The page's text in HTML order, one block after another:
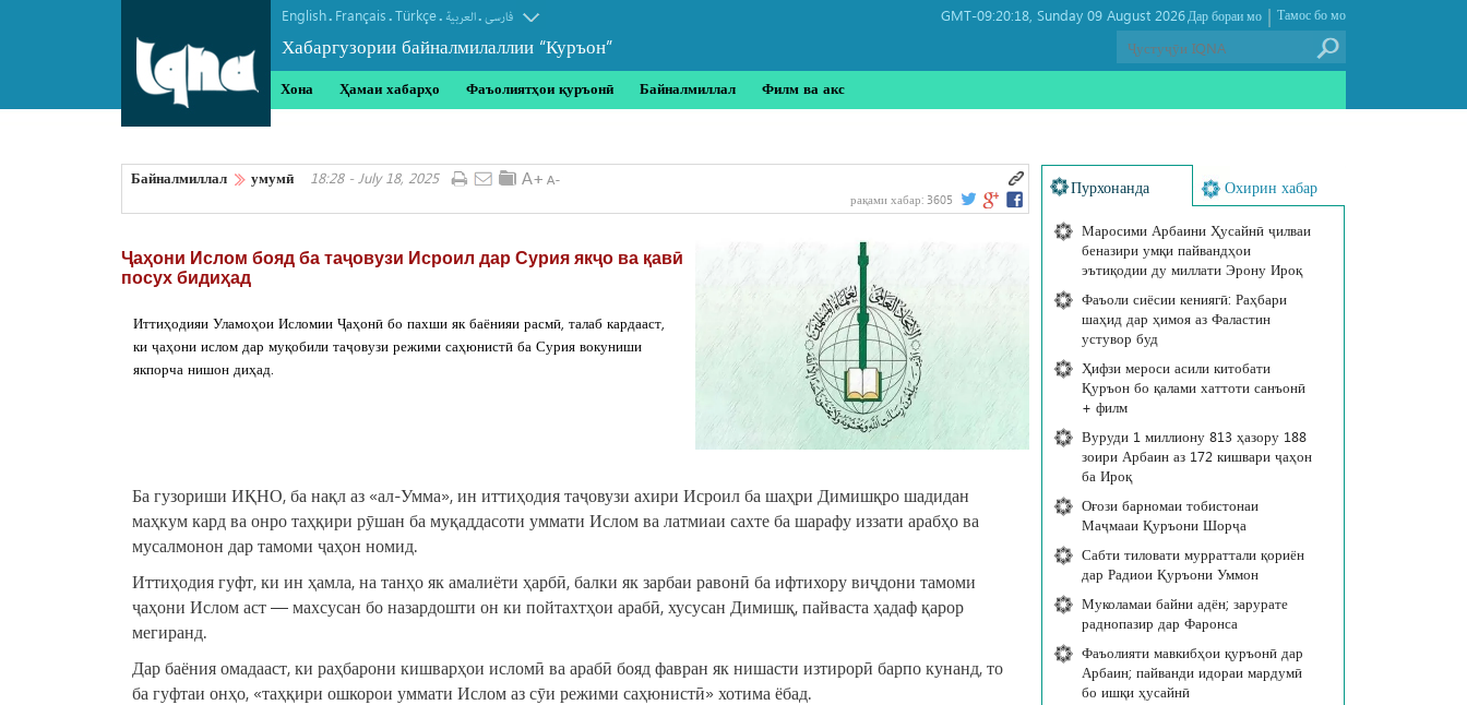
English. Français.Türkçe. العربیة.فارسی
Хабаргузории байналмилаллии “Куръон”
Sunday 09 August 2026 ,
GMT-09:20:18 Тамос бо мо
|
Дар бораи мо
Хона Ҳамаи хабарҳо Фаъолиятҳои қуръонӣ Байналмиллал Филм ва акс
Байналмиллал умумӣ 18:28 - July 18, 2025
рақами хабар: 3605
Ҷаҳони Ислом бояд ба таҷовузи Исроил дар Сурия якҷо ва қавӣ
посух бидиҳад
Иттиҳодияи Уламоҳои Исломии Ҷаҳонӣ бо пахши як баёнияи расмӣ, талаб кардааст,
ки ҷаҳони ислом дар муқобили таҷовузи режими саҳюнистӣ ба Сурия вокуниши
якпорча нишон диҳад.
Ба гузориши ИҚНО, ба нақл аз «ал-Умма», ин иттиҳодия таҷовузи ахири Исроил ба шаҳри Димишқро шадидан
маҳкум кард ва онро таҳқири рӯшан ба муқаддасоти уммати Ислом ва латмиаи сахте ба шарафу иззати арабҳо ва
мусалмонон дар тамоми ҷаҳон номид.
Иттиҳодия гуфт, ки ин ҳамла, на танҳо як амалиёти ҳарбӣ, балки як зарбаи равонӣ ба ифтихору виҷдони тамоми
ҷаҳони Ислом аст — махсусан бо назардошти он ки пойтахтҳои арабӣ, хусусан Димишқ, пайваста ҳадаф қарор
мегиранд.
Дар баёния омадааст, ки раҳбарони кишварҳои исломӣ ва арабӣ бояд фавран як нишасти изтирорӣ барпо кунанд, то
ба гуфтаи онҳо, «таҳқири ошкорои уммати Ислом аз сӯи режими саҳюнистӣ» хотима ёбад.
Пурхонанда Охирин хабар
Маросими Арбаини Ҳусайнӣ ҷилваи
беназири умқи пайвандҳои
эътиқодии ду миллати Эрону Ироқ
Фаъоли сиёсии кениягӣ: Раҳбари
шаҳид дар ҳимоя аз Фаластин
устувор буд
Ҳифзи мероси асили китобати
Қуръон бо қалами хаттоти санъонӣ
+ филм
Вуруди 1 миллиону 813 ҳазору 188
зоири Арбаин аз 172 кишвари ҷаҳон
ба Ироқ
Оғози барномаи тобистонаи
Маҷмааи Қуръони Шорҷа
Сабти тиловати мурраттали қориён
дар Радиои Қуръони Уммон
Муколамаи байни адён; зарурате
раднопазир дар Фаронса
Фаъолияти мавкибҳои қуръонӣ дар
Арбаин; пайванди идораи мардумӣ
бо ишқи ҳусайнӣ